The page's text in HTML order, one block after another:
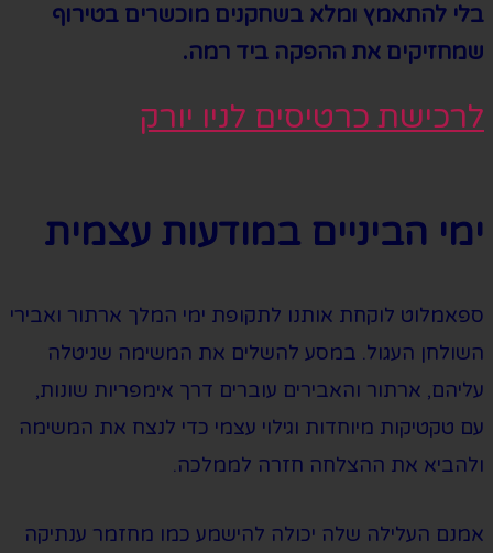
בלי להתאמץ ומלא בשחקנים מוכשרים בטירוף
שמחזיקים את ההפקה ביד רמה.
לרכישת כרטיסים לניו יורק
ימי הביניים במודעות עצמית
ספאמלוט לוקחת אותנו לתקופת ימי המלך ארתור ואבירי
השולחן העגול. במסע להשלים את המשימה שניטלה
עליהם, ארתור והאבירים עוברים דרך אימפריות שונות,
עם טקטיקות מיוחדות וגילוי עצמי כדי לנצח את המשימה
ולהביא את ההצלחה חזרה לממלכה.
אמנם העלילה שלה יכולה להישמע כמו מחזמר ענתיקה